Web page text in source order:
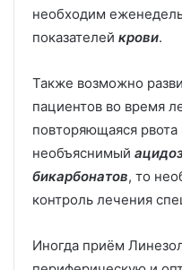
необходим
показателей крови.
Также возможно
пациентов во время
повторяющаяся
необъяснимый
бикарбонатов, то
контроль лечения
Иногда приём